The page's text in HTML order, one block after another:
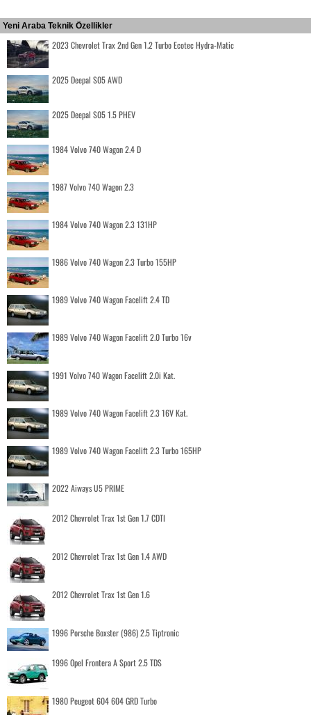
Yeni Araba Teknik Özellikler
2023 Chevrolet Trax 2nd Gen 1.2 Turbo Ecotec Hydra-Matic
2025 Deepal S05 AWD
2025 Deepal S05 1.5 PHEV
1984 Volvo 740 Wagon 2.4 D
1987 Volvo 740 Wagon 2.3
1984 Volvo 740 Wagon 2.3 131HP
1986 Volvo 740 Wagon 2.3 Turbo 155HP
1989 Volvo 740 Wagon Facelift 2.4 TD
1989 Volvo 740 Wagon Facelift 2.0 Turbo 16v
1991 Volvo 740 Wagon Facelift 2.0i Kat.
1989 Volvo 740 Wagon Facelift 2.3 16V Kat.
1989 Volvo 740 Wagon Facelift 2.3 Turbo 165HP
2022 Aiways U5 PRIME
2012 Chevrolet Trax 1st Gen 1.7 CDTI
2012 Chevrolet Trax 1st Gen 1.4 AWD
2012 Chevrolet Trax 1st Gen 1.6
1996 Porsche Boxster (986) 2.5 Tiptronic
1996 Opel Frontera A Sport 2.5 TDS
1980 Peugeot 604 604 GRD Turbo